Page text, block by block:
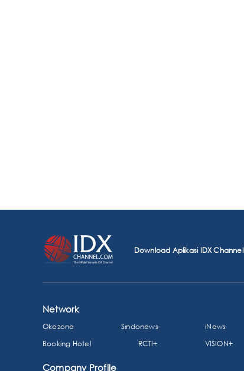
Download Aplikasi IDX Channel
Network
Okezone Sindonews iNews
Booking Hotel
RCTI+ VISION+
Company Profile